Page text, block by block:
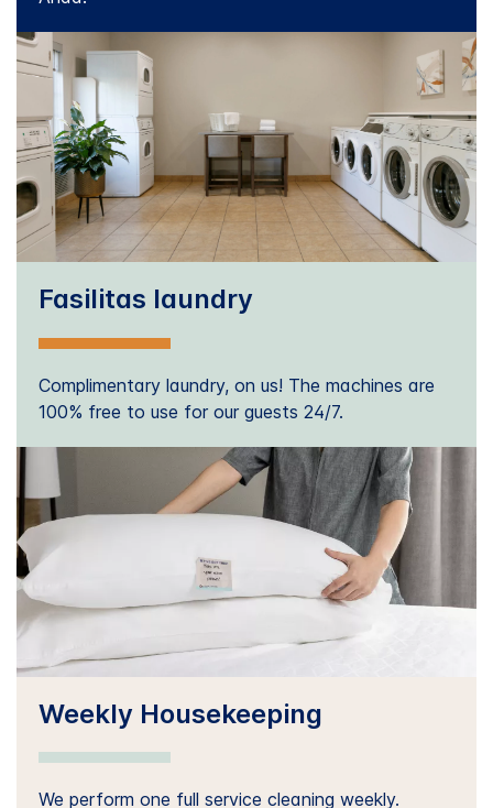
Fasilitas laundry
Complimentary laundry, on us! The machines are
100% free to use for our guests 24/7.
Weekly Housekeeping
We perform one full service cleaning weekly.